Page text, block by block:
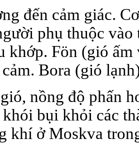
đến cảm giác.
phụ thuộc
khớp. Fön (gió
Bora (gió
nồng độ phấn
bụi khỏi các
khí ở Moskva